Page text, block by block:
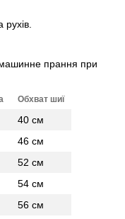
машинне прання при
Обхват шиї
40 см
46 см
52 см
54 см
56 см